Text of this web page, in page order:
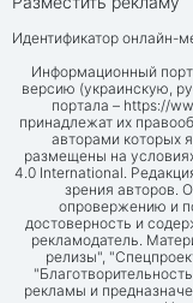
Идентификатор онлайн-
Информационный
версию (украинскую,
портала – https://
принадлежат их
авторами которых
размещены на
4.0 International.
зрения авторов.
опровержению и
достоверность и
рекламодатель.
релизы",
рекламы и